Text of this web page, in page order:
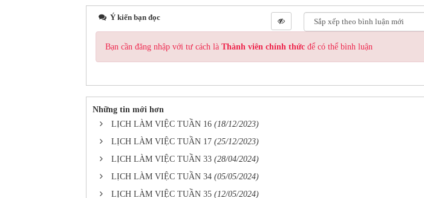
Ý kiến bạn đọc
Bạn cần đăng nhập với tư cách là Thành viên chính thức để có thể bình luận
Những tin mới hơn
LỊCH LÀM VIỆC TUẦN 16 (18/12/2023)
LỊCH LÀM VIỆC TUẦN 17 (25/12/2023)
LỊCH LÀM VIỆC TUẦN 33 (28/04/2024)
LỊCH LÀM VIỆC TUẦN 34 (05/05/2024)
LỊCH LÀM VIỆC TUẦN 35 (12/05/2024)